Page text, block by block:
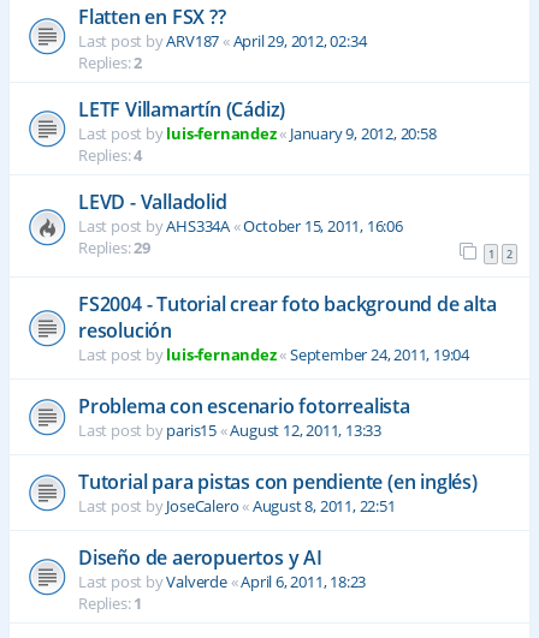
Flatten en FSX ??
Last post byARV187«April 29, 2012, 02:34
Replies:2
LETF Villamartín (Cádiz)
Last post byluis-fernandez« January 9, 2012, 20:58
Replies:4
LEVD - Valladolid
Last post byAHS334A«October 15, 2011, 16:06
Replies:29 1 2
FS2004 - Tutorial crear foto background de alta
resolución
Last post byluis-fernandez«September 24, 2011, 19:04
Problema con escenario fotorrealista
Last post byparis15«August 12, 2011, 13:33
Tutorial para pistas con pendiente (en inglés)
Last post byJoseCalero«August 8, 2011, 22:51
Diseño de aeropuertos y AI
Last post byValverde«April 6, 2011, 18:23
Replies:1